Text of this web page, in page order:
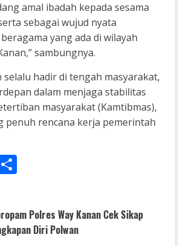
amal ibadah kepada sesama
sebagai wujud nyata
yang ada di wilayah
sambungnya.
selalu hadir di tengah masyarakat,
dalam menjaga stabilitas
masyarakat (Kamtibmas),
penuh rencana kerja pemerintah
Polres Way Kanan Cek Sikap
Diri Polwan